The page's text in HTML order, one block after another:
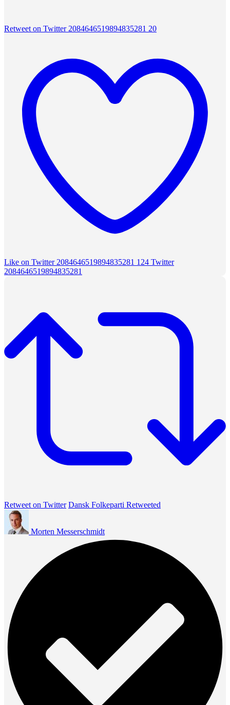
Retweet on Twitter 2084646519894835281 20
Like on Twitter 2084646519894835281 124 Twitter
2084646519894835281
Retweet on Twitter Dansk Folkeparti Retweeted
Morten Messerschmidt